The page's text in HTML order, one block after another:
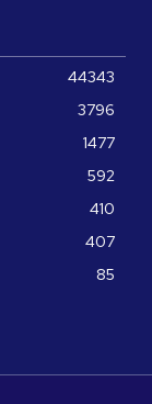
44343
3796
1477
592
410
407
85